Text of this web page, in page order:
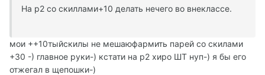
На р2 со скиллами+10 делать нечего во внеклассе.
мои ++10тыйскилы не мешаюфармить парей со скилами
+30 -) главное руки-) кстати на р2 хиро ШТ нуп-) я бы его
отжегал в щепошки-)